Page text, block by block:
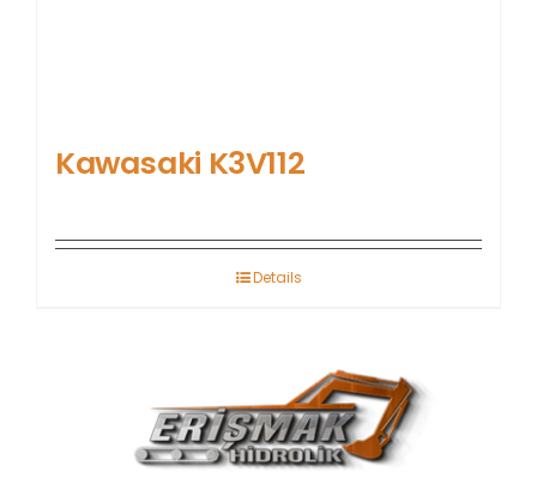
Kawasaki K3V112
Details